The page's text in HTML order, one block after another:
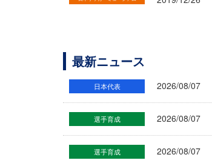
最新ニュース
日本代表 2026/08/07
選手育成 2026/08/07
選手育成 2026/08/07